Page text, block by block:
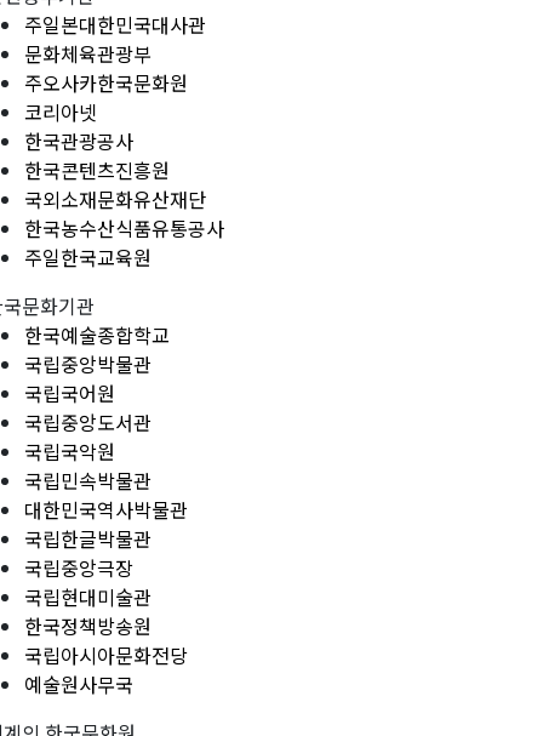
주일본대한민국대사관
문화체육관광부
주오사카한국문화원
코리아넷
한국관광공사
한국콘텐츠진흥원
국외소재문화유산재단
한국농수산식품유통공사
주일한국교육원
문화기관
한국예술종합학교
국립중앙박물관
국립국어원
국립중앙도서관
국립국악원
국립민속박물관
대한민국역사박물관
국립한글박물관
국립중앙극장
국립현대미술관
한국정책방송원
국립아시아문화전당
예술원사무국